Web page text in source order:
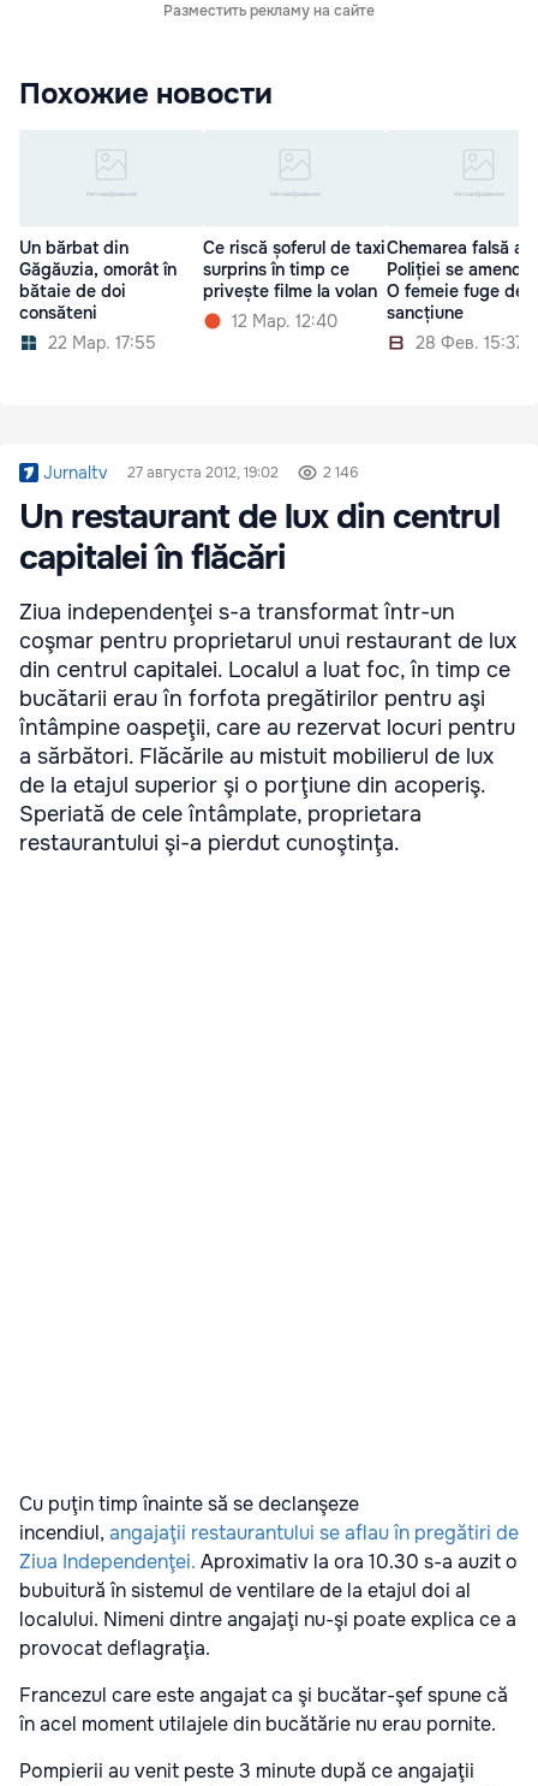
Разместить рекламу на сайте
Похожие новости
Un bărbat din
Găgăuzia, omorât în
bătaie de doi
consăteni
22 Мар. 17:55
Ce riscă șoferul de taxi
surprins în timp ce
privește filme la volan
12 Мар. 12:40
Chemarea falsă a
Poliției se
O femeie fuge de
sancțiune
28 Фев. 15:37
Jurnaltv 27 августа 2012, 19:02 2 146
Un restaurant de lux din centrul
capitalei în flăcări
Ziua independenţei s-a transformat într-un
coşmar pentru proprietarul unui restaurant de lux
din centrul capitalei. Localul a luat foc, în timp ce
bucătarii erau în forfota pregătirilor pentru aşi
întâmpine oaspeţii, care au rezervat locuri pentru
a sărbători. Flăcările au mistuit mobilierul de lux
de la etajul superior şi o porţiune din acoperiş.
Speriată de cele întâmplate, proprietara
restaurantului şi-a pierdut cunoştinţa.
Cu puţin timp înainte să se declanşeze
incendiul, angajaţii restaurantului se aflau în pregătiri de
Ziua Independenţei. Aproximativ la ora 10.30 s-a auzit o
bubuitură în sistemul de ventilare de la etajul doi al
localului. Nimeni dintre angajaţi nu-şi poate explica ce a
provocat deflagraţia.
Francezul care este angajat ca şi bucătar-şef spune că
în acel moment utilajele din bucătărie nu erau pornite.
Pompierii au venit peste 3 minute după ce angajaţii